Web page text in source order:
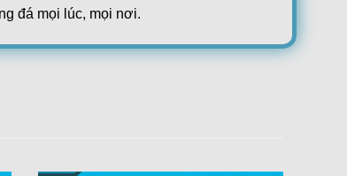
đá mọi lúc, mọi nơi.
quốc tế và cập nhật liên tục. Người
mang đến cái nhìn toàn diện. Nhờ vậy,